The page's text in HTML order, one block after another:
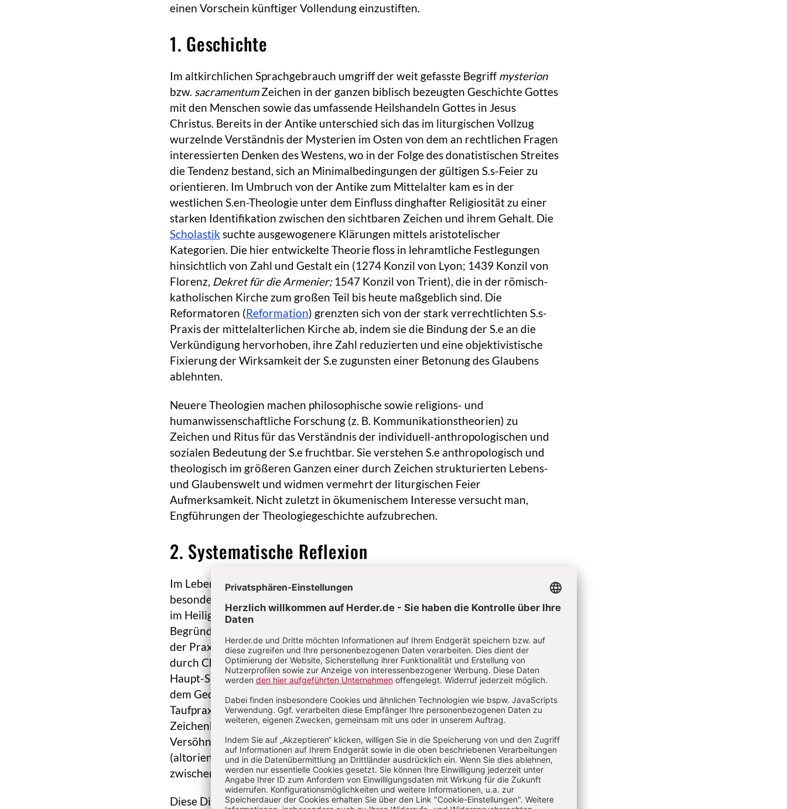
einen Vorschein künftiger Vollendung einzustiften.
1. Geschichte
Im altkirchlichen Sprachgebrauch umgriff der weit gefasste Begriffmysterion
bzw. sacramentumZeichen in der ganzen biblisch bezeugten Geschichte Gottes
mit den Menschen sowie das umfassende Heilshandeln Gottes in Jesus
Christus. Bereits in der Antike unterschied sich das im liturgischen Vollzug
wurzelnde Verständnis der Mysterien im Osten von dem an rechtlichen Fragen
interessierten Denken des Westens, wo in der Folge des donatistischen Streites
die Tendenz bestand, sich an Minimalbedingungen der gültigen S.s-Feier zu
orientieren. Im Umbruch von der Antike zum Mittelalter kam es in der
westlichen S.en-Theologie unter dem Einfluss dinghafter Religiosität zu einer
starken Identifikation zwischen den sichtbaren Zeichen und ihrem Gehalt. Die
Scholastik suchte ausgewogenere Klärungen mittels aristotelischer
Kategorien. Die hier entwickelte Theorie floss in lehramtliche Festlegungen
hinsichtlich von Zahl und Gestalt ein (1274 Konzil von Lyon; 1439 Konzil von
Florenz, Dekret für die Armenier;1547 Konzil von Trient), die in der römisch-
katholischen Kirche zum großen Teil bis heute maßgeblich sind. Die
Reformatoren (Reformation) grenzten sich von der stark verrechtlichten S.s-
Praxis der mittelalterlichen Kirche ab, indem sie die Bindung der S.e an die
Verkündigung hervorhoben, ihre Zahl reduzierten und eine objektivistische
Fixierung der Wirksamkeit der S.e zugunsten einer Betonung des Glaubens
ablehnten.
Neuere Theologien machen philosophische sowie religions- und
humanwissenschaftliche Forschung (z. B. Kommunikationstheorien) zu
Zeichen und Ritus für das Verständnis der individuell-anthropologischen und
sozialen Bedeutung der S.e fruchtbar. Sie verstehen S.e anthropologisch und
theologisch im größeren Ganzen einer durch Zeichen strukturierten Lebens-
und Glaubenswelt und widmen vermehrt der liturgischen Feier
Aufmerksamkeit. Nicht zuletzt in ökumenischem Interesse versucht man,
Engführungen der Theologiegeschichte aufzubrechen.
2. Systematische Reflexion
Im Leben der Kirchen gelten die S.e als Zeichenhandlungen, die mit einer
besonderen göttlichen Verheißung im Blick auf die Teilhabe an Jesus Christus
im Heiligen Geist verbunden sind. Für ihre Identifizierung spielt die
Begründung im neutestamentlich bezeugten Handeln Jesu von Nazaret und in
der Praxis der neutestamentlichen Gemeinde eine zentrale Rolle (Einsetzung
durch Christus). Daraus erklärt sich der Rang von Taufe und Eucharistie als
Haupt-S.e, da diese Vollzüge durch den Rekurs auf das letzte Mahl Jesu mit
dem Gedächtnisauftrag (vgl. v. a. Lk 22,19; 1 Kor 11,24 f.) bzw. auf die
Taufpraxis der Urgemeinde (vgl. Apg 2,38) biblisch gut fundiert sind. Andere
Zeichenhandlungen – Firmung (orthodox: Myronsalbung), das S. der
Versöhnung (Buße), Krankensalbung, Ordination, Ehe, S. des Sauerteigs
(altorientalische Kirchen) – sind als solche oder in ihrem Status als S.e
zwischen den Kirchen umstritten.
Diese Differenzen relativieren sich, wenn die im Westen scholastisch fixierte